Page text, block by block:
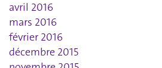
avril 2016
mars 2016
février 2016
décembre 2015